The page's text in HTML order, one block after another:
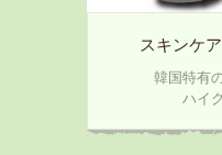
スキンケ
韓国特有
ハイ